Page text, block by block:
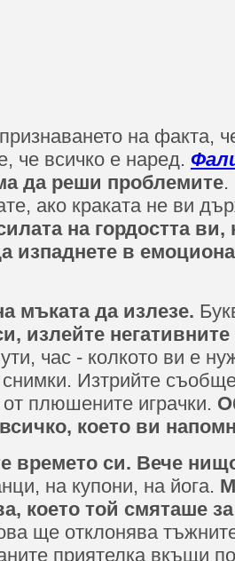
на факта,
че всичко е наред.
да реши проблемите.
ако краката не ви
на гордостта ви,
изпаднете в
мъката да излезе.
излейте
час - колкото ви е
снимки. Изтрийте
плюшените играчки.
което ви
времето си. Вече
на купони, на йога.
което той смяташе
ще отклонява
приятелка вкъщи